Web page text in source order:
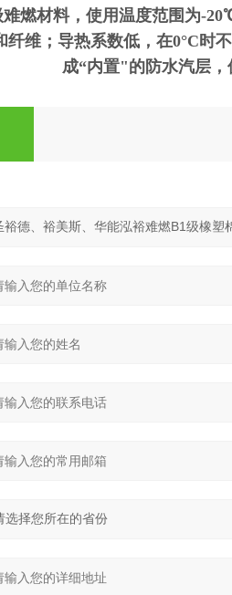
燃材料，使用温度范围为-
维；导热系数低，在0°C时
成“内置"的防水汽层，